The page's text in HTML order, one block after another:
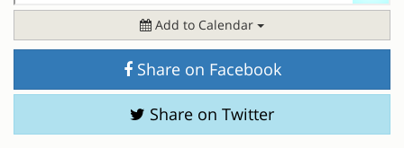
Add to Calendar
Share on Facebook
Share on Twitter